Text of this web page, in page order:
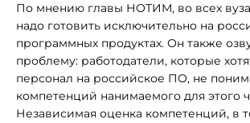
По мнению главы НОТИМ, во всех
надо готовить исключительно на
программных продуктах. Он также
проблему: работодатели, которые
персонал на российское ПО, не
компетенций нанимаемого для этого
Независимая оценка компетенций, в